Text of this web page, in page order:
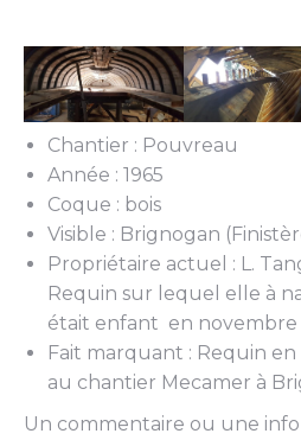
Chantier : Pouvreau
Année : 1965
Coque : bois
Visible : Brignogan
Propriétaire actuel : L.
Requin sur lequel elle à
était enfant en novembre
Fait marquant : Requin
au chantier Mecamer à
Un commentaire ou une